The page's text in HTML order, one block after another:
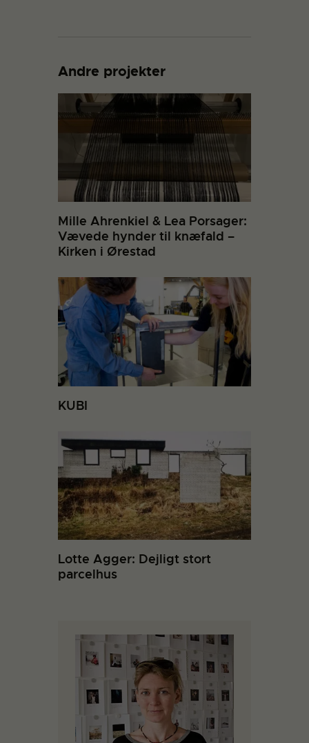
Andre projekter
Mille Ahrenkiel & Lea Porsager:
Vævede hynder til knæfald –
Kirken i Ørestad
KUBI
Lotte Agger: Dejligt stort
parcelhus